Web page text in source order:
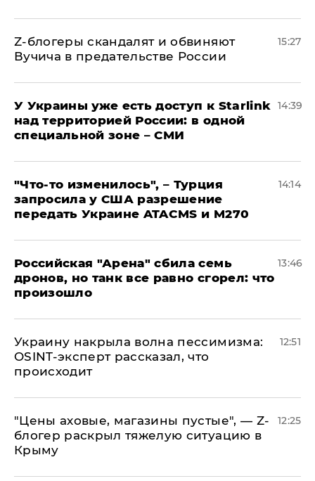
Z-блогеры скандалят и обвиняют
Вучича в предательстве России
15:27
У Украины уже есть доступ к Starlink
над территорией России: в одной
специальной зоне – СМИ
14:39
​"Что-то изменилось", – Турция
запросила у США разрешение
передать Украине ATACMS и M270
14:14
​Российская "Арена" сбила семь
дронов, но танк все равно сгорел: что
произошло
13:46
​Украину накрыла волна пессимизма:
OSINT-эксперт рассказал, что
происходит
12:51
​"Цены аховые, магазины пустые", — Z-
блогер раскрыл тяжелую ситуацию в
Крыму
12:25